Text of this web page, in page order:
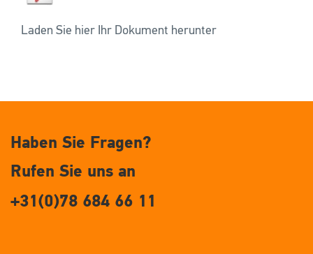
Laden Sie hier Ihr Dokument herunter
Haben Sie Fragen?
Rufen Sie uns an
+31(0)78 684 66 11